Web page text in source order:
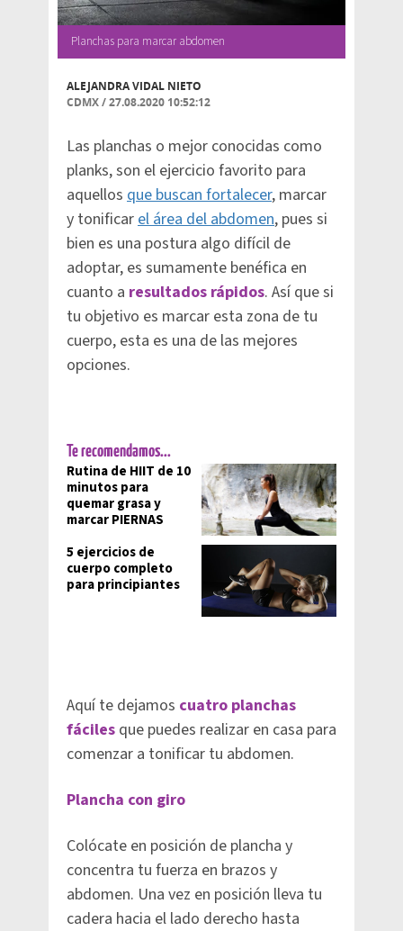
Planchas para marcar abdomen
ALEJANDRA VIDAL NIETO
CDMX/27.08.2020 10:52:12
Las planchas o mejor conocidas como
planks, son el ejercicio favorito para
aquellos que buscan fortalecer, marcar
y tonificarel área del abdomen, pues si
bien es una postura algo difícil de
adoptar, es sumamente benéfica en
cuanto a resultados rápidos. Así que si
tu objetivo es marcar esta zona de tu
cuerpo, esta es una de las mejores
opciones.
Te recomendamos...
Rutina de HIIT de 10
minutos para
quemar grasa y
marcar PIERNAS
5 ejercicios de
cuerpo completo
para principiantes
Aquí te dejamos cuatro planchas
fáciles que puedes realizar en casa para
comenzar a tonificar tu abdomen.
Plancha con giro
Colócate en posición de plancha y
concentra tu fuerza en brazos y
abdomen. Una vez en posición lleva tu
cadera hacia el lado derecho hasta